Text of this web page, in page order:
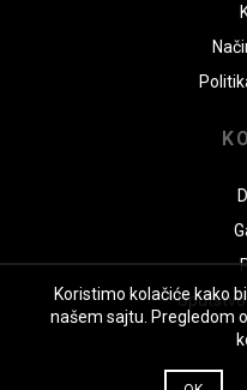
Koristimo kolačiće kako
našem sajtu. Pregledom